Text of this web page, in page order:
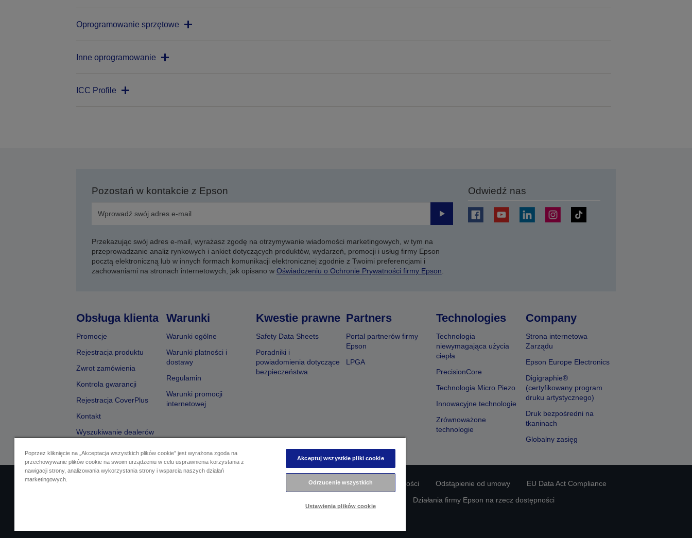
Oprogramowanie sprzętowe
Inne oprogramowanie
ICC Profile
Pozostań w kontakcie z Epson
Prześlij
Przekazując swój adres e-mail, wyrażasz zgodę na otrzymywanie wiadomości marketingowych, w tym na
przeprowadzanie analiz rynkowych i ankiet dotyczących produktów, wydarzeń, promocji i usług firmy Epson
pocztą elektroniczną lub w innych formach komunikacji elektronicznej zgodnie z Twoimi preferencjami i
zachowaniami na stronach internetowych, jak opisano w Oświadczeniu o Ochronie Prywatności firmy Epson.
Odwiedź nas
Obsługa klienta
Promocje
Rejestracja produktu
Zwrot zamówienia
Kontrola gwarancji
Rejestracja CoverPlus
Kontakt
Wyszukiwanie dealerów
Warunki
Warunki ogólne
Warunki płatności i
dostawy
Regulamin
Warunki promocji
internetowej
Kwestie prawne
Safety Data Sheets
Poradniki i
powiadomienia dotyczące
bezpieczeństwa
Partners
Portal partnerów firmy
Epson
LPGA
Technologies
Technologia
niewymagająca użycia
ciepła
PrecisionCore
Technologia Micro Piezo
Innowacyjne technologie
Zrównoważone
technologie
Company
Strona internetowa
Zarządu
Epson Europe Electronics
Digigraphie®
(certyfikowany program
druku artystycznego)
Druk bezpośredni na
tkaninach
Globalny zasięg
Oświadczenie dotyczące prywatności Odstąpienie od umowy
EU Data Act Compliance
Działania firmy Epson na rzecz dostępności
Poprzez kliknięcie na „Akceptacja wszystkich plików cookie” jest wyrażona zgoda na
przechowywanie plików cookie na swoim urządzeniu w celu usprawnienia korzystania z
nawigacji strony, analizowania wykorzystania strony i wsparcia naszych działań
marketingowych.
Akceptuj wszystkie pliki cookie
Odrzucenie wszystkich
Ustawienia plików cookie